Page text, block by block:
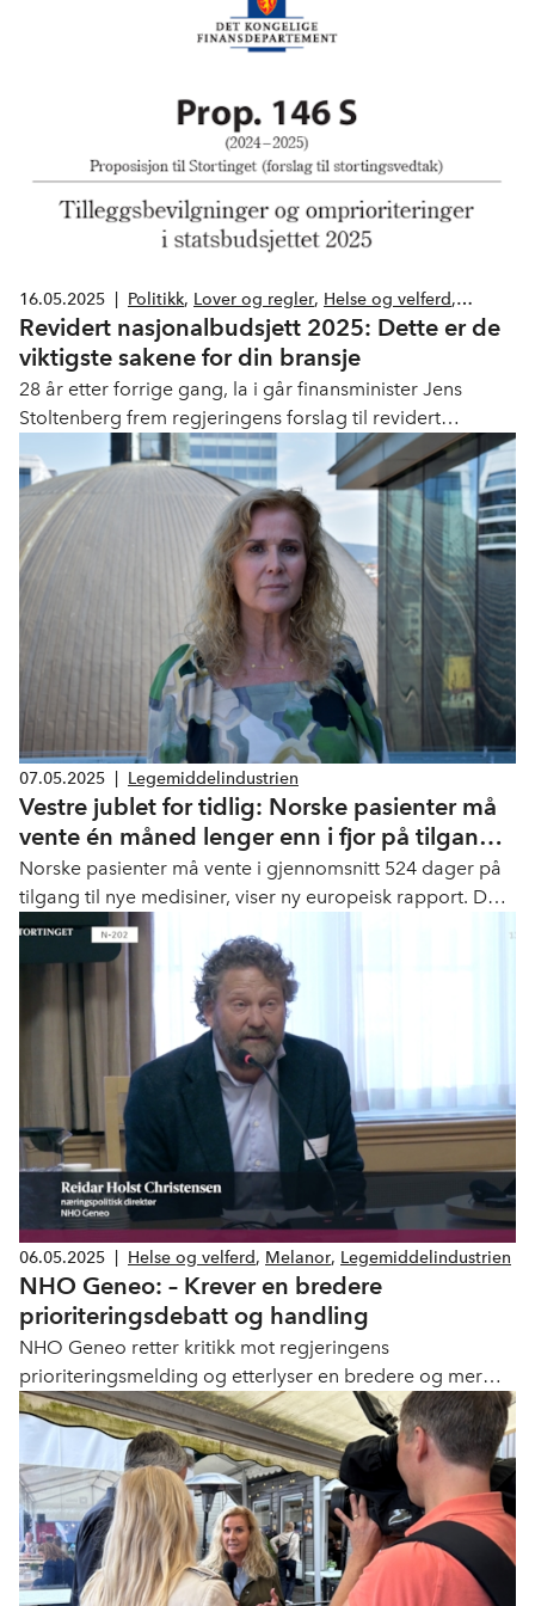
inviterte til Den store helsedebatten i Oslo.
16.05.2025 Politikk, Lover og regler, Helse og velferd,
Melanor,Legemiddelindustrien ,Barnehager
Revidert nasjonalbudsjett 2025: Dette er de
viktigste sakene for din bransje
28 år etter forrige gang, la i går finansminister Jens
Stoltenberg frem regjeringens forslag til revidert
nasjonalbudsjett (RNB) for 2025. Under finner du de
viktigste sakene for din bransje.
07.05.2025 Legemiddelindustrien
Vestre jublet for tidlig: Norske pasienter må
vente én måned lenger enn i fjor på tilgang
til nye medisiner
Norske pasienter må vente i gjennomsnitt 524 dager på
tilgang til nye medisiner, viser ny europeisk rapport. Det
er én måned lenger enn i fjor. NHO Geneo-sjef Karita
Bekkemellem mener helseministeren jublet for tidlig.
06.05.2025 Helse og velferd, Melanor, Legemiddelindustrien
NHO Geneo: – Krever en bredere
prioriteringsdebatt og handling
NHO Geneo retter kritikk mot regjeringens
prioriteringsmelding og etterlyser en bredere og mer
helhetlig debatt om hvordan helsetjenesten i Norge skal
organiseres og prioriteres.